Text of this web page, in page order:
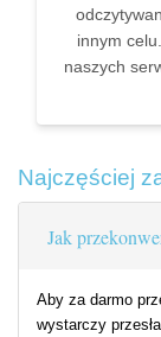
innym
naszych
Najczęściej
Jak
Aby za darmo
wystarczy